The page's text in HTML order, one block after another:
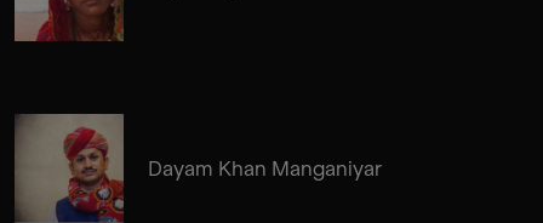
Dayam Khan Manganiyar